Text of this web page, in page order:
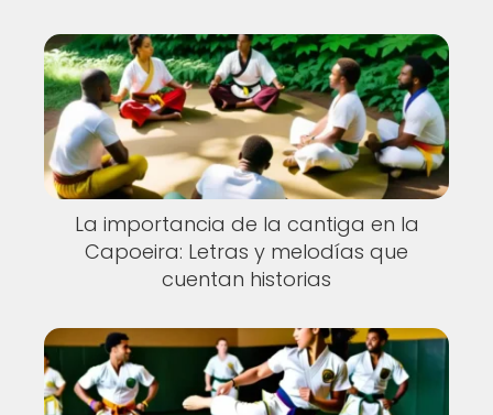
La importancia de la cantiga en la
Capoeira: Letras y melodías que
cuentan historias